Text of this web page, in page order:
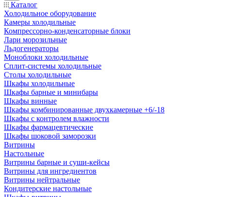
Каталог
Холодильное оборудование
Камеры холодильные
Компрессорно-конденсаторные блоки
Лари морозильные
Льдогенераторы
Моноблоки холодильные
Сплит-системы холодильные
Столы холодильные
Шкафы холодильные
Шкафы барные и минибары
Шкафы винные
Шкафы комбинированные двухкамерные +6/-18
Шкафы с контролем влажности
Шкафы фармацевтические
Шкафы шоковой заморозки
Витрины
Настольные
Витрины барные и суши-кейсы
Витрины для ингредиентов
Витрины нейтральные
Кондитерские настольные